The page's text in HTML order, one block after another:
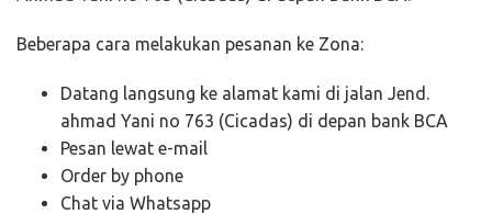
Beberapa cara melakukan pesanan ke Zona:
Datang langsung ke alamat kami di jalan Jend.
ahmad Yani no 763 (Cicadas) di depan bank BCA
Pesan lewat e-mail
Order by phone
Chat via Whatsapp